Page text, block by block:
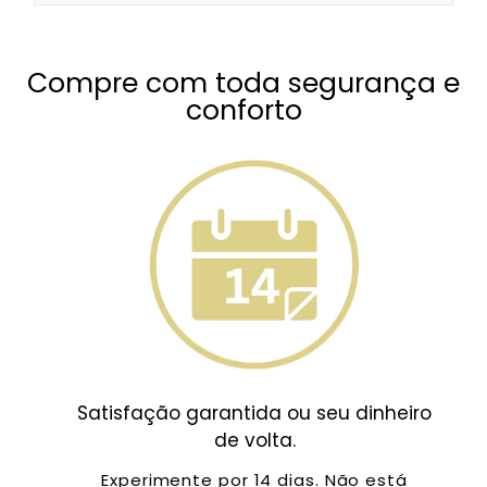
Compre com toda segurança e
conforto
Satisfação garantida ou seu dinheiro
de volta.
Experimente por 14 dias. Não está